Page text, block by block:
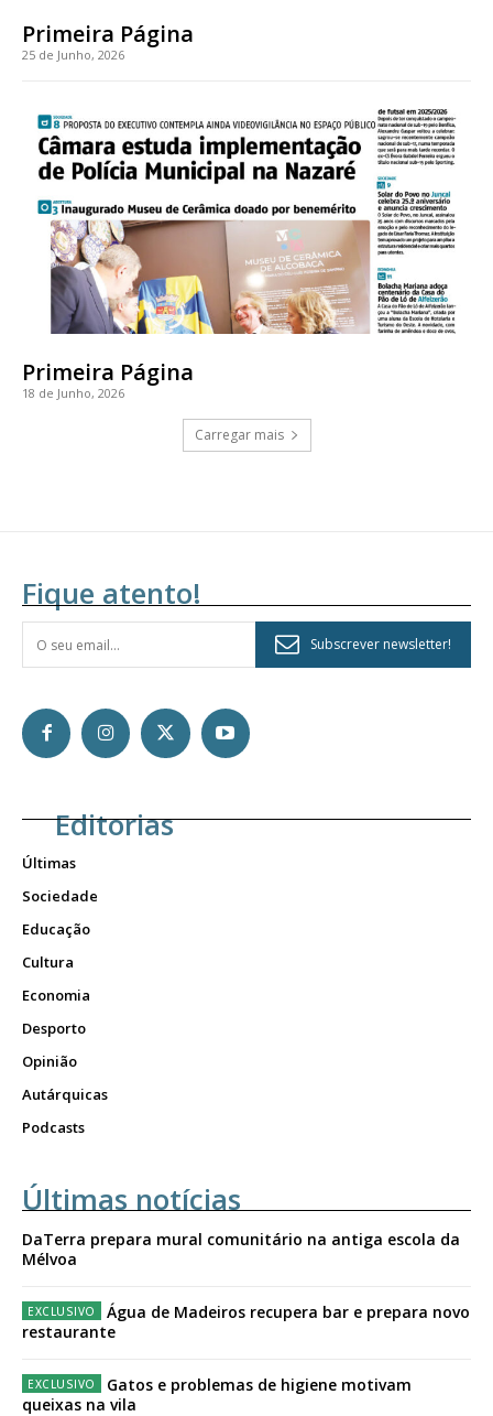
Primeira Página
25 de Junho, 2026
Primeira Página
18 de Junho, 2026
Carregar mais
Fique atento!
Subscrever newsletter!
Editorias
Últimas
Sociedade
Educação
Cultura
Economia
Desporto
Opinião
Autárquicas
Podcasts
Últimas notícias
DaTerra prepara mural comunitário na antiga escola da
Mélvoa
Água de Madeiros recupera bar e prepara novo
restaurante
Gatos e problemas de higiene motivam
queixas na vila